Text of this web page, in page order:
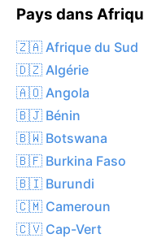
Pays dans
🇿🇦 Afrique du Sud
🇩🇿 Algérie
🇦🇴 Angola
🇧🇯 Bénin
🇧🇼 Botswana
🇧🇫 Burkina Faso
🇧🇮 Burundi
🇨🇲 Cameroun
🇨🇻 Cap-Vert